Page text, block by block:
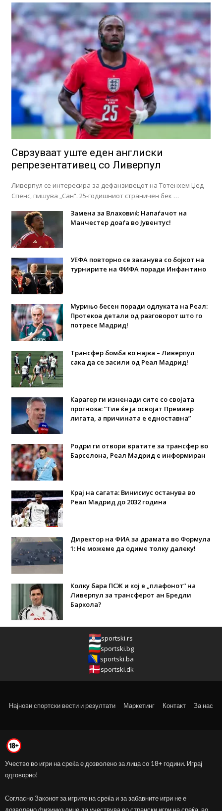
Сврзуваат уште еден англиски
репрезентативец со Ливерпул
Ливерпул се интересира за дефанзивецот на Тотенхем Џед
Спенс, пишува „Сан“. 25-годишниот страничен бек …
Замена за Влаховиќ: Напаѓачот на
Манчестер доаѓа во Јувентус!
УЕФА повторно се заканува со бојкот на
турнирите на ФИФА поради Инфантино
Мурињо бесен поради одлуката на Реал:
Протекоа детали од разговорот што го
потресе Мадрид!
Трансфер бомба во најва – Ливерпул
сака да се засили од Реал Мадрид!
Карагер ги изненади сите со својата
прогноза: “Тие ќе ја освојат Премиер
лигата, а причината е едноставна”
Родри ги отвори вратите за трансфер во
Барселона, Реал Мадрид е информиран
Крај на сагата: Винисиус останува во
Реал Мадрид до 2032 година
Директор на ФИА за драмата во Формула
1: Не можеме да одиме толку далеку!
Колку бара ПСЖ и кој е „плафонот“ на
Ливерпул за трансферот ан Бредли
Баркола?
sportski.rs
sportski.bg
sportski.ba
sportski.dk
Најнови спортски вести и резултати Маркетинг Контакт За нас
Учество во игри на среќа е дозволено за лица со 18+ години. Играј
одговорно!
Согласно Законот за игрите на среќа и за забавните игри не е